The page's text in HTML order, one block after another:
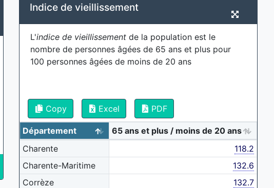
Indice de vieillissement
L'indice de vieillissement de la population est le
nombre de personnes âgées de 65 ans et plus pour
100 personnes âgées de moins de 20 ans
Copy Excel PDF
Département
65 ans et plus / moins de 20 ans
Charente
118.2
Charente-Maritime
132.6
Corrèze
132.7